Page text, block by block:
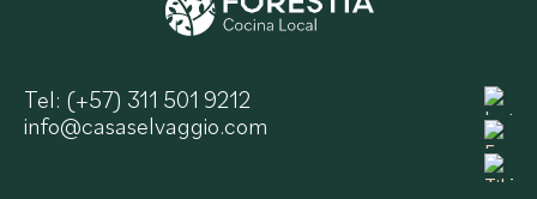
Tel: (+57) 311 501 9212
info@casaselvaggio.com